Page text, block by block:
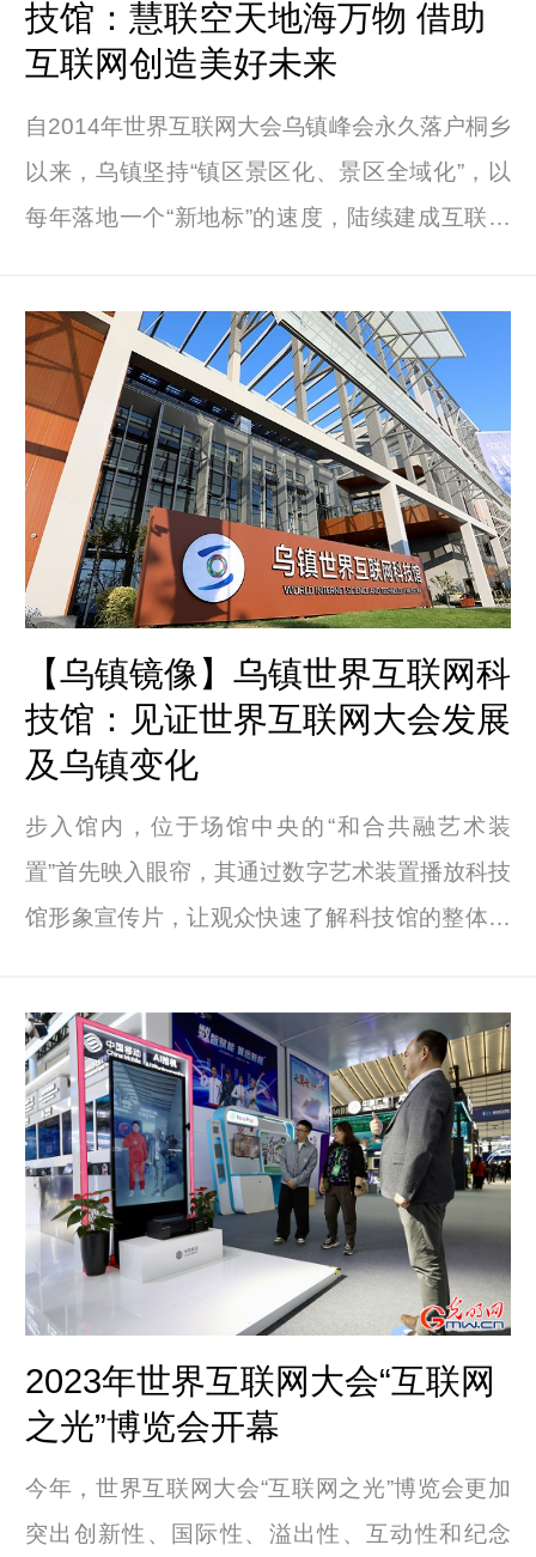
技馆：慧联空天地海万物 借助
互联网创造美好未来
自2014年世界互联网大会乌镇峰会永久落户桐乡
以来，乌镇坚持“镇区景区化、景区全域化”，以
每年落地一个“新地标”的速度，陆续建成互联网
中心等，为会展小镇建设提供基础保障。
【乌镇镜像】乌镇世界互联网科
技馆：见证世界互联网大会发展
及乌镇变化
步入馆内，位于场馆中央的“和合共融艺术装
置”首先映入眼帘，其通过数字艺术装置播放科技
馆形象宣传片，让观众快速了解科技馆的整体情
2023年世界互联网大会“互联网
之光”博览会开幕
今年，世界互联网大会“互联网之光”博览会更加
突出创新性、国际性、溢出性、互动性和纪念